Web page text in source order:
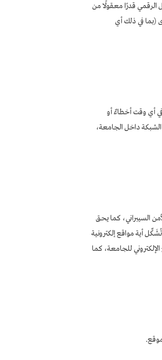
الرقمي قدرًا معقولًا من
(بما في ذلك أي
في أي وقت أخطاءٌ أو
داخل الجامعة،
السيبراني، كما يحق
أية مواقع إلكترونية
للجامعة، كما